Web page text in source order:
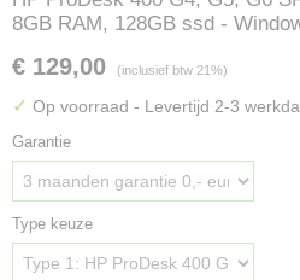
8GB RAM, 128GB ssd -
€ 129,00 (inclusief btw 21%)
✓ Op voorraad - Levertijd 2-3
Garantie
Type keuze